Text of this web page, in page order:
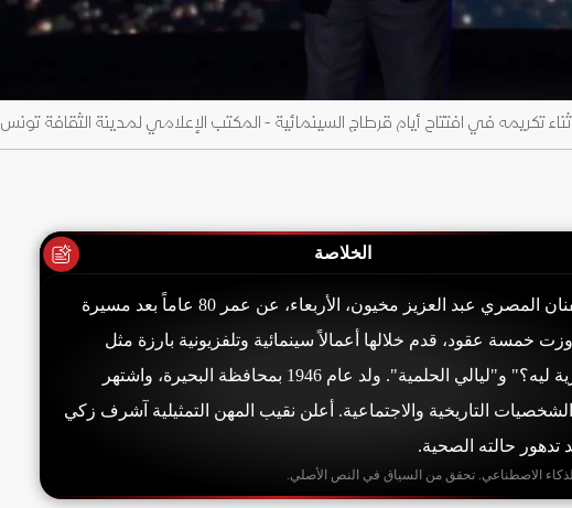
تكريمه في افتتاح أيام قرطاج السينمائية - المكتب الإعلامي لمدينة الثقافة تونس
الخلاصة
توفي الفنان المصري عبد العزيز مخيون، الأربعاء، عن عمر 80 عاماً بعد مسيرة
خمسة عقود، قدم خلالها أعمالاً سينمائية وتلفزيونية بارزة مثل
"إسكندرية ليه؟" و"ليالي الحلمية". ولد عام 1946 بمحافظة البحيرة، واشتهر
التاريخية والاجتماعية. أعلن نقيب المهن التمثيلية آشرف زكي
تدهور حالته الصحية.
الاصطناعي. تحقق من السياق في النص الأصلي.